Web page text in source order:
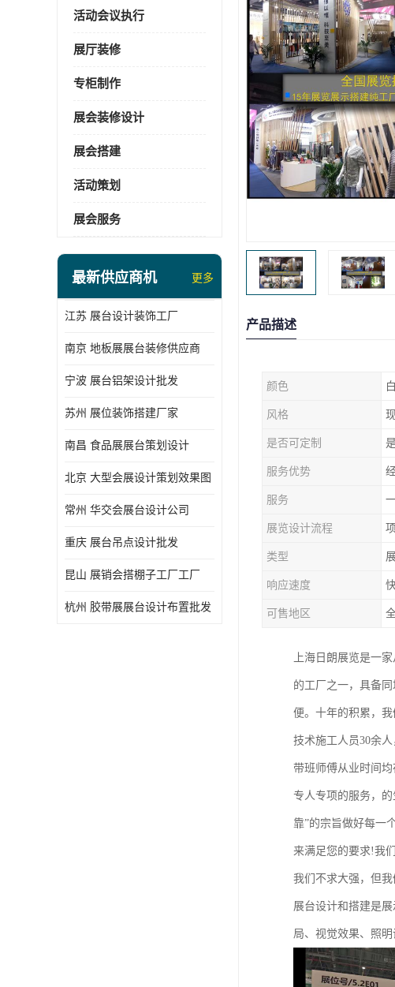
活动会议执行
展厅装修
专柜制作
展会装修设计
展会搭建
活动策划
展会服务
最新供应商机 更多
江苏 展台设计装饰工厂
南京 地板展展台装修供应商
宁波 展台铝架设计批发
苏州 展位装饰搭建厂家
南昌 食品展展台策划设计
北京 大型会展设计策划效果图
常州 华交会展台设计公司
重庆 展台吊点设计批发
昆山 展销会搭棚子工厂工厂
杭州 胶带展展台设计布置批发
产品描述
颜色
风格
是否可定制
服务优势
服务
展览设计流程
类型
响应速度
可售地区
上海日朗展览是一
的工厂之一，具备
便。十年的积累，
技术施工人员30余
带班师傅从业时间
专人专项的服务，
靠”的宗旨做好每一
来满足您的要求!我
我们不求大强，但
展台设计和搭建是
局、视觉效果、照